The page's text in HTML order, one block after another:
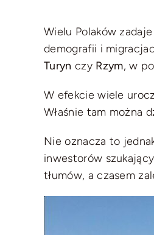
Wielu Polaków
demografii i
Turyn czy Rzym, w
W efekcie wiele
Właśnie tam można
Nie oznacza to
inwestorów
tłumów, a czasem